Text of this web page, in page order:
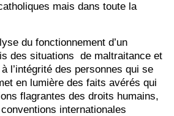
mais dans toute la
du fonctionnement d’un
des situations de maltraitance et
l’intégrité des personnes qui se
en lumière des faits avérés qui
flagrantes des droits humains,
internationales